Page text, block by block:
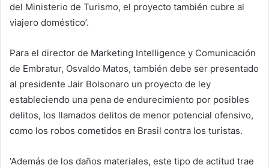
del Ministerio de Turismo, el proyecto también cubre al
viajero doméstico’.
Para el director de Marketing Intelligence y Comunicación
de Embratur, Osvaldo Matos, también debe ser presentado
al presidente Jair Bolsonaro un proyecto de ley
estableciendo una pena de endurecimiento por posibles
delitos, los llamados delitos de menor potencial ofensivo,
como los robos cometidos en Brasil contra los turistas.
‘Además de los daños materiales, este tipo de actitud trae